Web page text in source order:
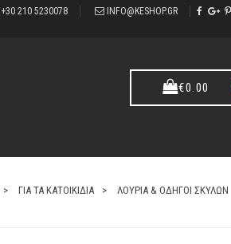
+30 210 5230078 INFO@KESHOP.GR
€0.00
ΓΙΑ ΤΑ ΚΑΤΟΙΚΊΔΙΑ ΛΟΥΡΙΆ & ΟΔΗΓΟΊ ΣΚΎΛΩΝ